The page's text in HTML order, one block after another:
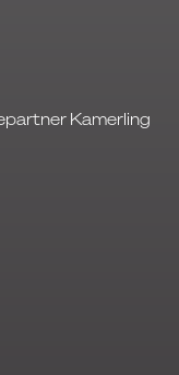
Kamerling